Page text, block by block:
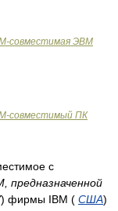
совместимая ЭВМ
совместимый ПК
с
предназначенной
) фирмы IBM ( США)